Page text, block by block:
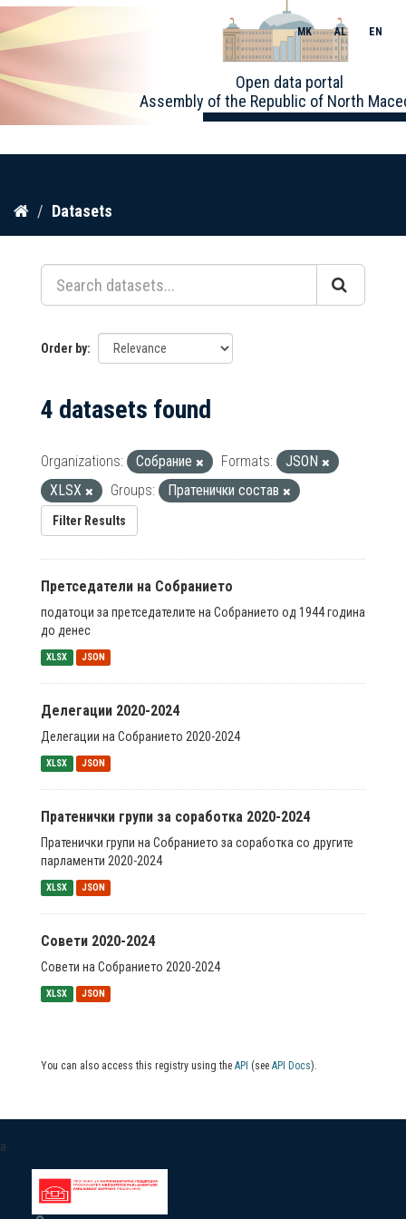
Skip
content
Open data portal
Assembly of the Republic of North
MK AL EN
Datasets
Order by
4 datasets found
Organizations: Собрание Formats:
JSON
XLSX
Groups: Пратенички состав
Filter Results
Претседатели на Собранието
податоци за претседателите на Собранието од 1944 година
до денес
XLSX JSON
Делегации 2020-2024
Делегации на Собранието 2020-2024
XLSX JSON
Пратенички групи за соработка 2020-2024
Пратенички групи на Собранието за соработка со другите
парламенти 2020-2024
XLSX JSON
Совети 2020-2024
Совети на Собранието 2020-2024
XLSX JSON
You can also access this registry using the API (see API Docs).
a